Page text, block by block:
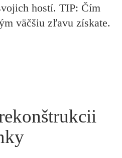
hostí. TIP: Čím
väčšiu zľavu získate.